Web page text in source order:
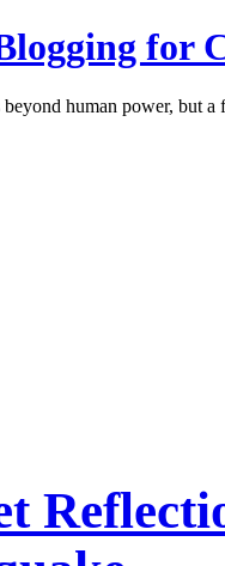
for
human power, but